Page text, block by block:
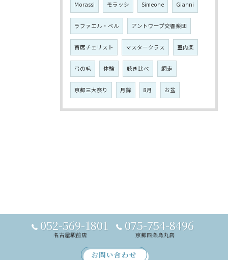
Morassi モラッシ Simeone Gianni
ラファエル・ベル アントワープ交響楽団
首席チェリスト マスタークラス 室内楽
弓の毛 体験 聴き比べ 網走
京都三大祭り 月鉾 8月 お盆
052-569-1801
名古屋駅前店
075-754-8496
京都四条烏丸店
お問い合わせ